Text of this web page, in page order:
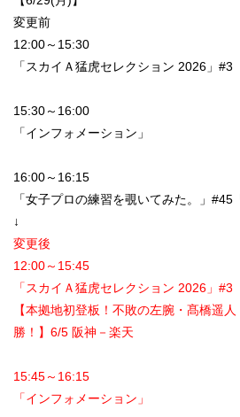
変更前
12:00～15:30
「スカイＡ猛虎セレクション 2026」#3
15:30～16:00
「インフォメーション」
16:00～16:15
「女子プロの練習を覗いてみた。」#45
↓
変更後
12:00～15:45
「スカイＡ猛虎セレクション 2026」#3
【本拠地初登板！不敗の左腕・髙橋遥
勝！】6/5 阪神－楽天
15:45～16:15
「インフォメーション」